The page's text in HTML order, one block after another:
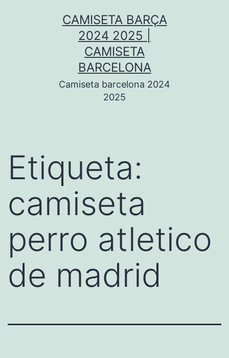
CAMISETA BARÇA
2024 2025 |
CAMISETA
BARCELONA
Camiseta barcelona 2024
2025
Etiqueta:
camiseta
perro atletico
de madrid